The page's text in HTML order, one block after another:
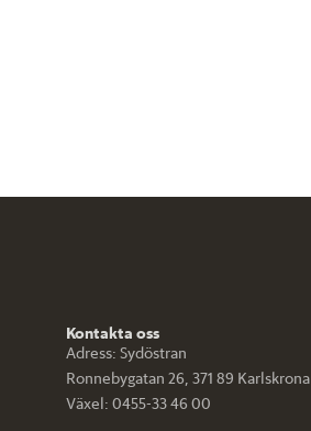
Kontakta oss
Adress:Sydöstran
Ronnebygatan 26, 371 89 Karlskrona
Växel:0455-33 46 00